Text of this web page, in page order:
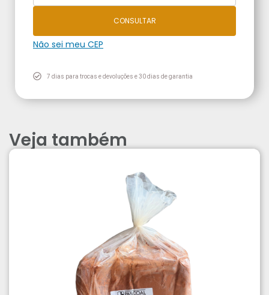
CONSULTAR
Não sei meu CEP
7 dias para trocas e devoluções e 30 dias de garantia
Veja também